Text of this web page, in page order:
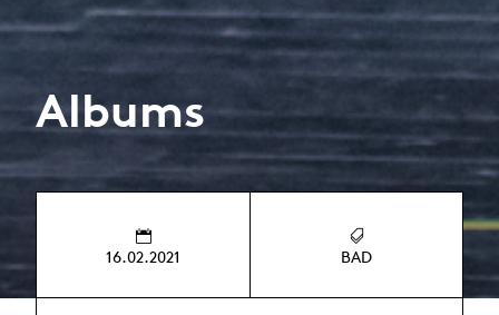
Albums
16.02.2021 BAD